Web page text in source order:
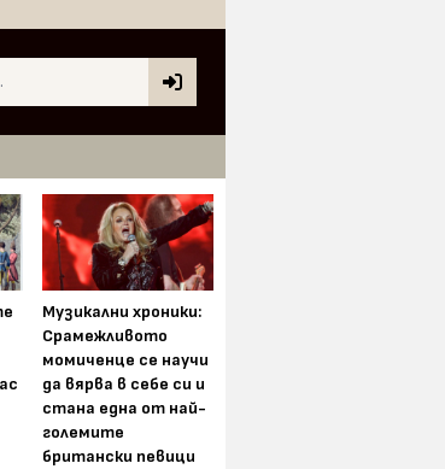
Музикални хроники:
Срамежливото
момиченце се научи
да вярва в себе си и
стана една от най-
големите
британски певици